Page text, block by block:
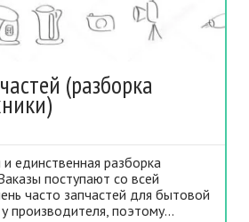
(разборка
единственная разборка
поступают со всей
часто запчастей для бытовой
производителя, поэтому...